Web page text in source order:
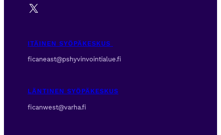
X
ITÄINEN SYÖPÄKESKUS
ficaneast@pshyvinvointialue.fi
LÄNTINEN SYÖPÄKESKUS
ficanwest@varha.fi